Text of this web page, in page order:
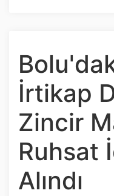
İnstagram
Twitter
Google Play
App Store
İrtikap
Zincir
Ruhsat
Alındı